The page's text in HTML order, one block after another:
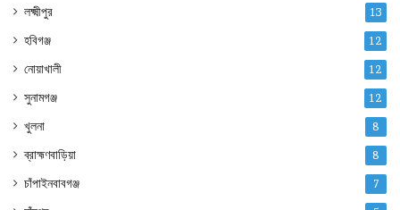
লক্ষ্মীপুর 13
হবিগঞ্জ 12
নোয়াখালী 12
সুনামগঞ্জ 12
খুলনা 8
ব্রাহ্মণবাড়িয়া 8
চাঁপাইনবাবগঞ্জ 7